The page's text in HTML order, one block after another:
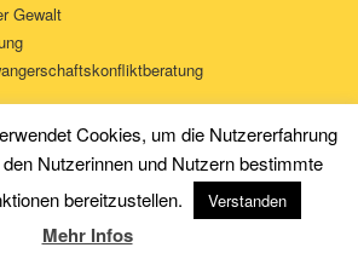
Gewalt
Cookies, um die Nutzererfahrung
Nutzerinnen und Nutzern bestimmte
bereitzustellen.
Verstanden
Mehr Infos